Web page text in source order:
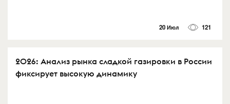
20 Июл 121
2026: Анализ рынка сладкой газировки в России
фиксирует высокую динамику